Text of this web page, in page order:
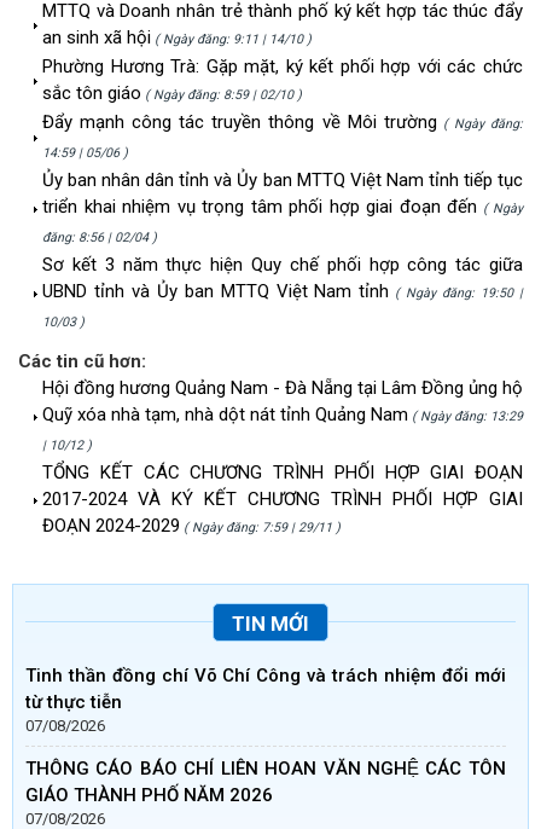
MTTQ và Doanh nhân trẻ thành phố ký kết hợp tác thúc đẩy
an sinh xã hội ( Ngày đăng: 9:11 | 14/10 )
Phường Hương Trà: Gặp mặt, ký kết phối hợp với các chức
sắc tôn giáo ( Ngày đăng: 8:59 | 02/10 )
Đẩy mạnh công tác truyền thông về Môi trường ( Ngày đăng:
14:59 | 05/06 )
Ủy ban nhân dân tỉnh và Ủy ban MTTQ Việt Nam tỉnh tiếp tục
triển khai nhiệm vụ trọng tâm phối hợp giai đoạn đến ( Ngày
đăng: 8:56 | 02/04 )
Sơ kết 3 năm thực hiện Quy chế phối hợp công tác giữa
UBND tỉnh và Ủy ban MTTQ Việt Nam tỉnh ( Ngày đăng: 19:50 |
10/03 )
Các tin cũ hơn:
Hội đồng hương Quảng Nam - Đà Nẵng tại Lâm Đồng ủng hộ
Quỹ xóa nhà tạm, nhà dột nát tỉnh Quảng Nam ( Ngày đăng: 13:29
| 10/12 )
TỔNG KẾT CÁC CHƯƠNG TRÌNH PHỐI HỢP GIAI ĐOẠN
2017-2024 VÀ KÝ KẾT CHƯƠNG TRÌNH PHỐI HỢP GIAI
ĐOẠN 2024-2029 ( Ngày đăng: 7:59 | 29/11 )
TIN MỚI
Tinh thần đồng chí Võ Chí Công và trách nhiệm đổi mới
từ thực tiễn
07/08/2026
THÔNG CÁO BÁO CHÍ LIÊN HOAN VĂN NGHỆ CÁC TÔN
GIÁO THÀNH PHỐ NĂM 2026
07/08/2026